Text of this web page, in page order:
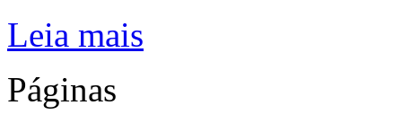
Leia mais
Páginas